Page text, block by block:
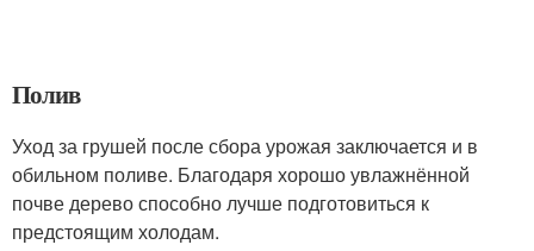
Полив
Уход за грушей после сбора урожая заключается и в
обильном поливе. Благодаря хорошо увлажнённой
почве дерево способно лучше подготовиться к
предстоящим холодам.